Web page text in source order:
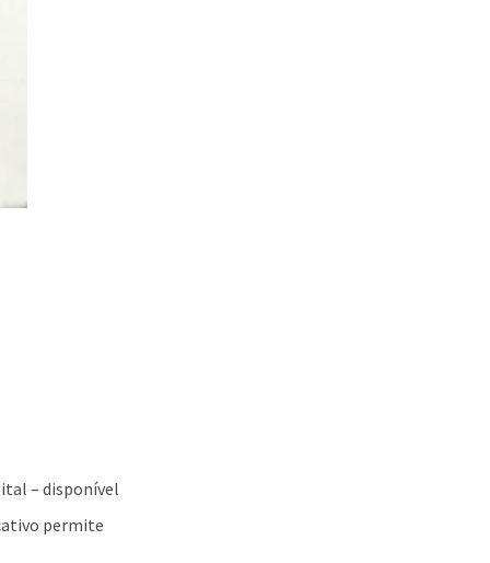
– disponível
permite